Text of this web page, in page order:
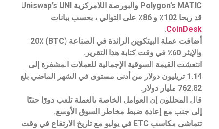
Polygon’s MATIC والبورصة اللامركزية Uniswap’s UNI
قد ربحا 102٪ و 86٪ على التوالي ، بحسب بيانات
CoinDesk
.
أضافت عملة البيتكوين الرائدة في الصناعة (BTC) 20٪
والإيثر 60٪ في وقت كتابة هذا التقرير.
انتعشت القيمة السوقية الإجمالية للعملات المشفرة إلى
1.14 تريليون دولار من أدنى مستوى في الشهر الماضي بلغ
762.82 مليار دولار.
قال المحللون إن العوامل الخاصة بالعملة تلعب دورًا جنبًا
إلى جنب مع إعادة ضبط مخاطر السوق الأوسع.
تتماشى مكاسب ETC في يوليو مع تاريخ الارتفاع في وقت